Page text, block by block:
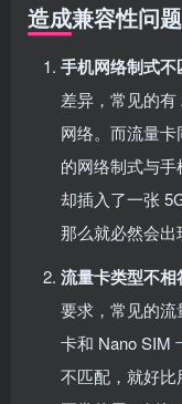
造成兼容性问
手机网络制式不
差异，常见的
网络。而流量
的网络制式与手
却插入了一张
那么就必然会出
流量卡类型不相
要求，常见的
卡和 Nano SIM
不匹配，就好